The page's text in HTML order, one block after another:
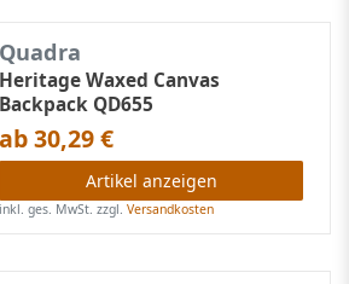
Quadra
Heritage Waxed Canvas
Backpack QD655
ab 30,29 €
Artikel anzeigen
inkl. ges. MwSt. zzgl.Versandkosten